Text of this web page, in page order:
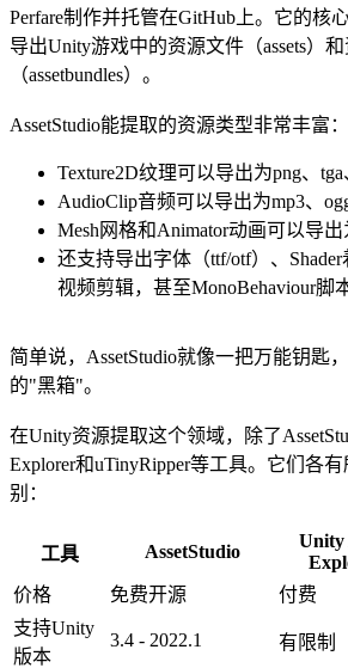
Perfare制作并托管在GitHub上。它的核
导出Unity游戏中的资源文件（assets）
（assetbundles）。
AssetStudio能提取的资源类型非常丰富：
Texture2D纹理可以导出为png、tga
AudioClip音频可以导出为mp3、
Mesh网格和Animator动画可以导出
还支持导出字体（ttf/otf）、Shader
视频剪辑，甚至MonoBehaviour脚
简单说，AssetStudio就像一把万能钥匙
的"黑箱"。
在Unity资源提取这个领域，除了
Explorer和uTinyRipper等工具。它们各
别：
工具 AssetStudio
Unity
价格 免费开源 付费
支持Unity
版本
3.4 - 2022.1 有限制